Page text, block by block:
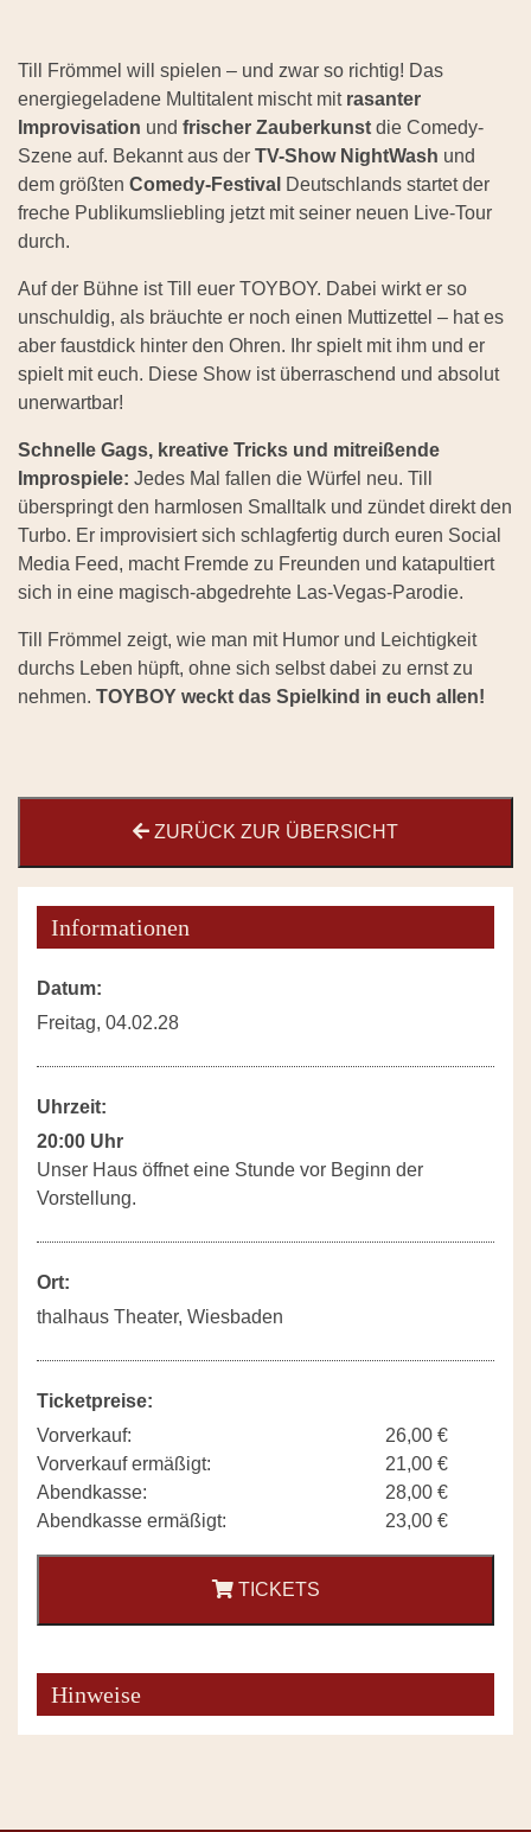
Till Frömmel will spielen – und zwar so richtig! Das
energiegeladene Multitalent mischt mit rasanter
Improvisation und frischer Zauberkunst die Comedy-
Szene auf. Bekannt aus der TV-Show NightWash und
dem größten Comedy-Festival Deutschlands startet der
freche Publikumsliebling jetzt mit seiner neuen Live-Tour
durch.
Auf der Bühne ist Till euer TOYBOY. Dabei wirkt er so
unschuldig, als bräuchte er noch einen Muttizettel – hat es
aber faustdick hinter den Ohren. Ihr spielt mit ihm und er
spielt mit euch. Diese Show ist überraschend und absolut
unerwartbar!
Schnelle Gags, kreative Tricks und mitreißende
Improspiele: Jedes Mal fallen die Würfel neu. Till
überspringt den harmlosen Smalltalk und zündet direkt den
Turbo. Er improvisiert sich schlagfertig durch euren Social
Media Feed, macht Fremde zu Freunden und katapultiert
sich in eine magisch-abgedrehte Las-Vegas-Parodie.
Till Frömmel zeigt, wie man mit Humor und Leichtigkeit
durchs Leben hüpft, ohne sich selbst dabei zu ernst zu
nehmen. TOYBOY weckt das Spielkind in euch allen!
ZURÜCK ZUR ÜBERSICHT
Informationen
Datum:
Freitag, 04.02.28
Uhrzeit:
20:00 Uhr
Unser Haus öffnet eine Stunde vor Beginn der
Vorstellung.
Ort:
thalhaus Theater, Wiesbaden
Ticketpreise:
Vorverkauf:
26,00 €
Vorverkauf ermäßigt:
21,00 €
Abendkasse:
28,00 €
Abendkasse ermäßigt:
23,00 €
TICKETS
Hinweise